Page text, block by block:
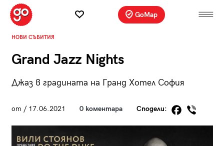
GoMap
НОВИ СЪБИТИЯ
Grand Jazz Nights
Джаз в градината на Гранд Хотел София
от / 17.06.2021 0 коментара Сподели: